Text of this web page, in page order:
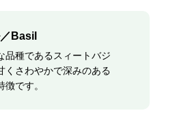
Basil
品種であるスィートバジ
くさわやかで深みのある
徴です。